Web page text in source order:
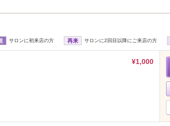
サロンに初来店の方 再来 サロンに2回目以降にご来店の方
¥1,000